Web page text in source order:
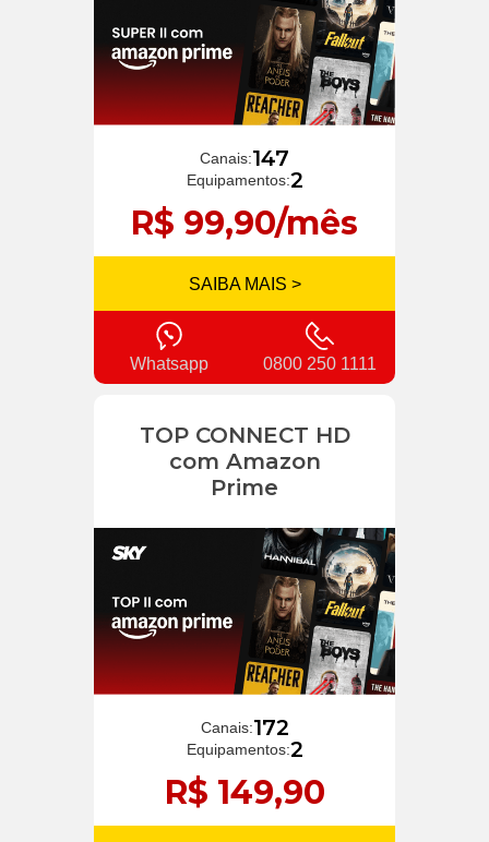
Canais:147
Equipamentos:2
R$ 99,90/mês
SAIBA MAIS >
Whatsapp 0800 250 1111
TOP CONNECT HD
com Amazon
Prime
Canais:172
Equipamentos:2
R$ 149,90